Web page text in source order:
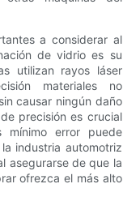
a considerar al
de vidrio es su
utilizan rayos láser
materiales no
causar ningún daño
precisión es crucial
mínimo error puede
industria automotriz
asegurarse de que la
ofrezca el más alto